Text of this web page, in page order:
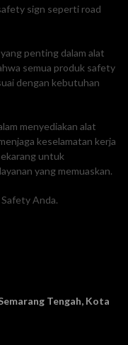
sign seperti road
penting dalam alat
semua produk safety
dengan kebutuhan
menyediakan alat
keselamatan kerja
untuk
yang memuaskan.
Anda.
Tengah, Kota